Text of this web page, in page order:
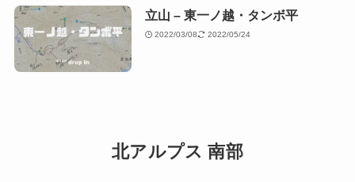
立山 – 東一ノ越・タンボ平
2022/03/08 2022/05/24
北アルプス 南部